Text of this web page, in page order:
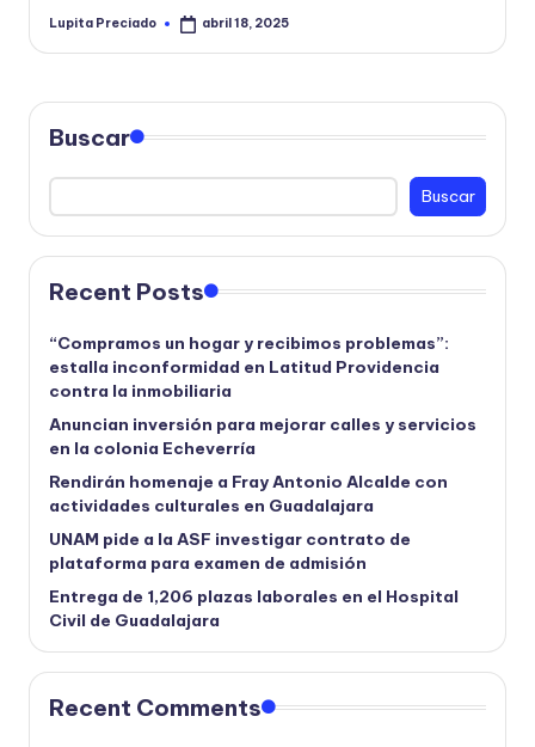
Publicado
Lupita Preciado abril 18, 2025
Buscar
Buscar
Recent Posts
“Compramos un hogar y recibimos problemas”:
estalla inconformidad en Latitud Providencia
contra la inmobiliaria
Anuncian inversión para mejorar calles y servicios
en la colonia Echeverría
Rendirán homenaje a Fray Antonio Alcalde con
actividades culturales en Guadalajara
UNAM pide a la ASF investigar contrato de
plataforma para examen de admisión
Entrega de 1,206 plazas laborales en el Hospital
Civil de Guadalajara
Recent Comments